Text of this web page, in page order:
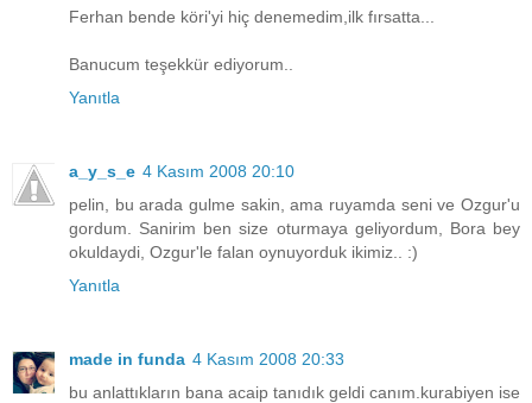
Ferhan bende köri'yi hiç denemedim,ilk fırsatta...
Banucum teşekkür ediyorum..
Yanıtla
a_y_s_e 4 Kasım 2008 20:10
pelin, bu arada gulme sakin, ama ruyamda seni ve Ozgur'u
gordum. Sanirim ben size oturmaya geliyordum, Bora bey
okuldaydi, Ozgur'le falan oynuyorduk ikimiz.. :)
Yanıtla
made in funda 4 Kasım 2008 20:33
bu anlattıkların bana acaip tanıdık geldi canım.kurabiyen ise